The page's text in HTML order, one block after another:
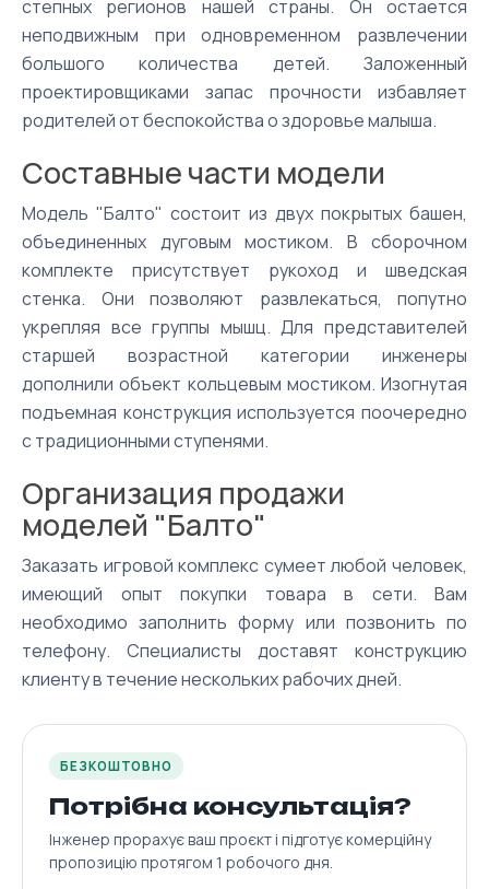
степных регионов нашей страны. Он остается
неподвижным при одновременном развлечении
большого количества детей. Заложенный
проектировщиками запас прочности избавляет
родителей от беспокойства о здоровье малыша.
Составные части модели
Модель "Балто" состоит из двух покрытых башен,
объединенных дуговым мостиком. В сборочном
комплекте присутствует рукоход и шведская
стенка. Они позволяют развлекаться, попутно
укрепляя все группы мышц. Для представителей
старшей возрастной категории инженеры
дополнили объект кольцевым мостиком. Изогнутая
подъемная конструкция используется поочередно
с традиционными ступенями.
Организация продажи
моделей "Балто"
Заказать игровой комплекс сумеет любой человек,
имеющий опыт покупки товара в сети. Вам
необходимо заполнить форму или позвонить по
телефону. Специалисты доставят конструкцию
клиенту в течение нескольких рабочих дней.
БЕЗКОШТОВНО
Потрібна консультація?
Інженер прорахує ваш проєкт і підготує комерційну
пропозицію протягом 1 робочого дня.